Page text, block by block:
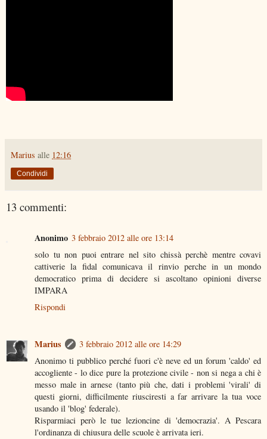
Marius alle 12:16
Condividi
13 commenti:
Anonimo 3 febbraio 2012 alle ore 13:14
solo tu non puoi entrare nel sito chissà perchè mentre covavi
cattiverie la fidal comunicava il rinvio perche in un mondo
democratico prima di decidere si ascoltano opinioni diverse
IMPARA
Rispondi
Marius
3 febbraio 2012 alle ore 14:29
Anonimo ti pubblico perché fuori c'è neve ed un forum 'caldo' ed
accogliente - lo dice pure la protezione civile - non si nega a chi è
messo male in arnese (tanto più che, dati i problemi 'virali' di
questi giorni, difficilmente riusciresti a far arrivare la tua voce
usando il 'blog' federale).
Risparmiaci però le tue lezioncine di 'democrazia'. A Pescara
l'ordinanza di chiusura delle scuole è arrivata ieri.